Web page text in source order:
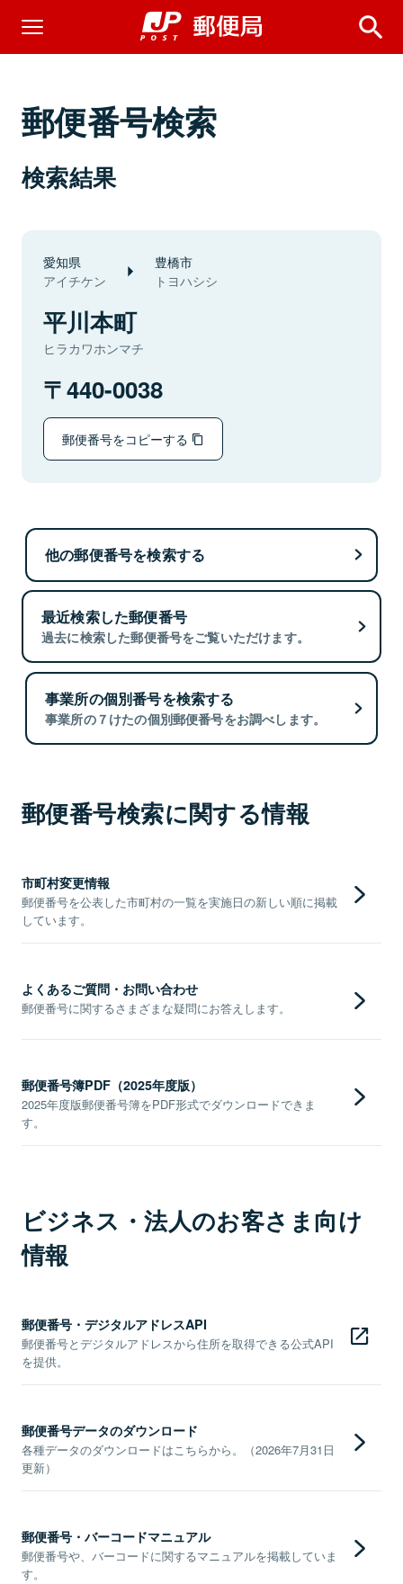
郵便番号検索
検索結果
愛知県
アイチケン
豊橋市
トヨハシシ
平川本町
ヒラカワホンマチ
440-0038
郵便番号をコピーする
他の郵便番号を検索する
最近検索した郵便番号
過去に検索した郵便番号をご覧いただけます。
事業所の個別番号を検索する
事業所の７けたの個別郵便番号をお調べします。
郵便番号検索に関する情報
市町村変更情報
郵便番号を公表した市町村の一覧を実施日の新しい順に掲載
しています。
よくあるご質問・お問い合わせ
郵便番号に関するさまざまな疑問にお答えします。
郵便番号簿PDF（2025年度版）
2025年度版郵便番号簿をPDF形式でダウンロードできま
す。
ビジネス・法人のお客さま向け
情報
郵便番号・デジタルアドレスAPI
郵便番号とデジタルアドレスから住所を取得できる公式API
を提供。
郵便番号データのダウンロード
各種データのダウンロードはこちらから。（2026年7月31日
更新）
郵便番号・バーコードマニュアル
郵便番号や、バーコードに関するマニュアルを掲載していま
す。